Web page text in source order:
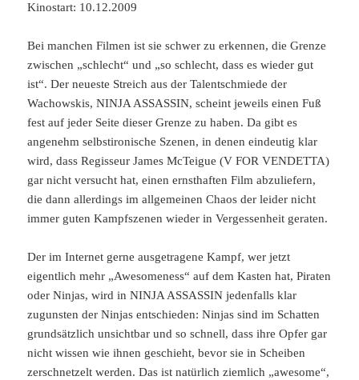
Kinostart: 10.12.2009
Bei manchen Filmen ist sie schwer zu erkennen, die Grenze
zwischen „schlecht“ und „so schlecht, dass es wieder gut
ist“. Der neueste Streich aus der Talentschmiede der
Wachowskis, NINJA ASSASSIN, scheint jeweils einen Fuß
fest auf jeder Seite dieser Grenze zu haben. Da gibt es
angenehm selbstironische Szenen, in denen eindeutig klar
wird, dass Regisseur James McTeigue (V FOR VENDETTA)
gar nicht versucht hat, einen ernsthaften Film abzuliefern,
die dann allerdings im allgemeinen Chaos der leider nicht
immer guten Kampfszenen wieder in Vergessenheit geraten.
Der im Internet gerne ausgetragene Kampf, wer jetzt
eigentlich mehr „Awesomeness“ auf dem Kasten hat, Piraten
oder Ninjas, wird in NINJA ASSASSIN jedenfalls klar
zugunsten der Ninjas entschieden: Ninjas sind im Schatten
grundsätzlich unsichtbar und so schnell, dass ihre Opfer gar
nicht wissen wie ihnen geschieht, bevor sie in Scheiben
zerschnetzelt werden. Das ist natürlich ziemlich „awesome“,